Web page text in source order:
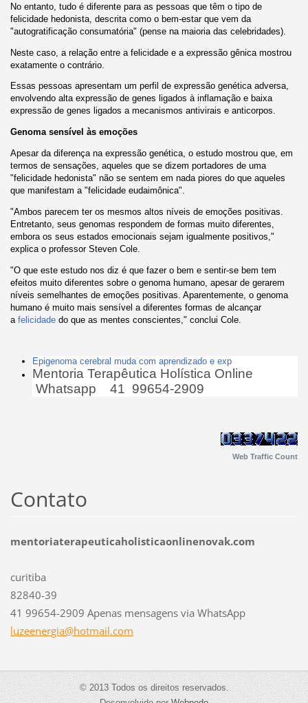
No entanto, tudo é diferente para as pessoas que têm o tipo de
felicidade hedonista, descrita como o bem-estar que vem da
"autogratificação consumatória" (pense na maioria das celebridades).
Neste caso, a relação entre a felicidade e a expressão gênica mostrou
exatamente o contrário.
Essas pessoas apresentam um perfil de expressão genética adversa,
envolvendo alta expressão de genes ligados à inflamação e baixa
expressão de genes ligados a mecanismos antivirais e anticorpos.
Genoma sensível às emoções
Apesar da diferença na expressão genética, o estudo mostrou que, em
termos de sensações, aqueles que se dizem portadores de uma
"felicidade hedonista" não se sentem em nada piores do que aqueles
que manifestam a "felicidade eudaimônica".
"Ambos parecem ter os mesmos altos níveis de emoções positivas.
Entretanto, seus genomas respondem de formas muito diferentes,
embora os seus estados emocionais sejam igualmente positivos,"
explica o professor Steven Cole.
"O que este estudo nos diz é que fazer o bem e sentir-se bem tem
efeitos muito diferentes sobre o genoma humano, apesar de gerarem
níveis semelhantes de emoções positivas. Aparentemente, o genoma
humano é muito mais sensível a diferentes formas de alcançar
a felicidadedo que as mentes conscientes," conclui Cole.
Epigenoma cerebral muda com aprendizado e exp
Mentoria Terapêutica Holística Online
Whatsapp 41 99654-2909
Web Traffic Count
Contato
mentoriaterapeuticaholisticaonlinenovak.com
curitiba
82840-39
41 99654-2909 Apenas mensagens via WhatsApp
luzeenergia@hotmail.com
© 2013 Todos os direitos reservados.